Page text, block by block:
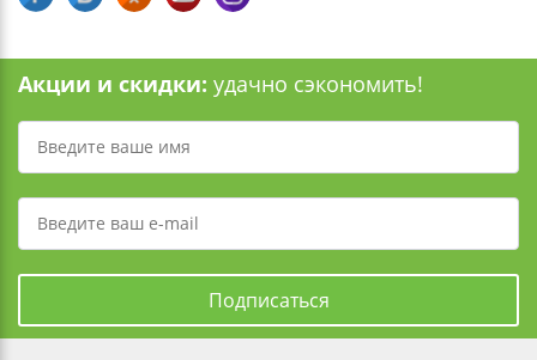
Акции и скидки: удачно сэкономить!
Подписаться